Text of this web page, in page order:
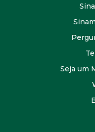
Seja um